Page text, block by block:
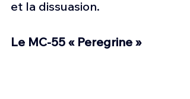
et la dissuasion.
Le MC-55 « Peregrine »